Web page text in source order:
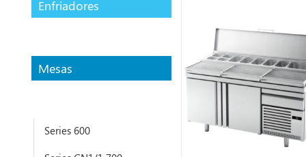
Enfriadores
Mesas
Series 600